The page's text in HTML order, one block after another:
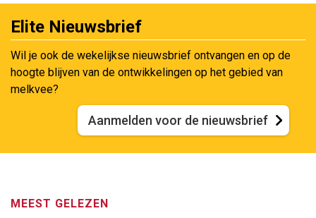
Elite Nieuwsbrief
Wil je ook de wekelijkse nieuwsbrief ontvangen en op de
hoogte blijven van de ontwikkelingen op het gebied van
melkvee?
Aanmelden voor de nieuwsbrief
MEEST GELEZEN